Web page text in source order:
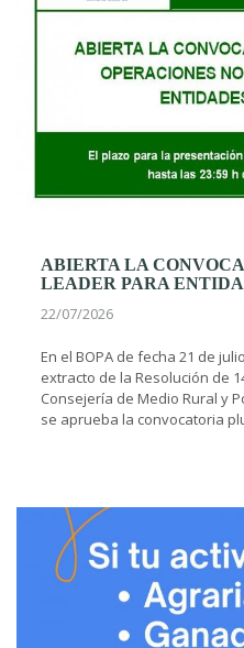
ABIERTA LA
LEADER PARA
22/07/2026
En el BOPA de fecha 21 de
extracto de la Resolución de
Consejería de Medio Rural y
se aprueba la convocatoria